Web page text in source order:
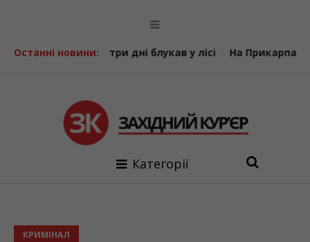
Останні новини:
який три дні блукав у лісі На Прикарпатті триває
Категорії
КРИМІНАЛ